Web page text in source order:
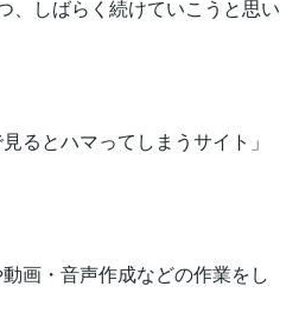
、しばらく続けていこうと思い
るとハマってしまうサイト」
画・音声作成などの作業をし